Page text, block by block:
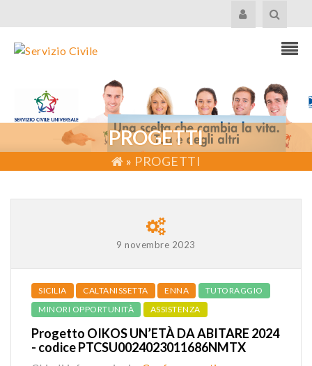
PROGETTI
» PROGETTI
9 novembre 2023
SICILIA CALTANISSETTA ENNA
TUTORAGGIO
MINORI OPPORTUNITÀ
ASSISTENZA
Progetto OIKOS UN’ETÀ DA ABITARE 2024
- codice PTCSU0024023011686NMTX